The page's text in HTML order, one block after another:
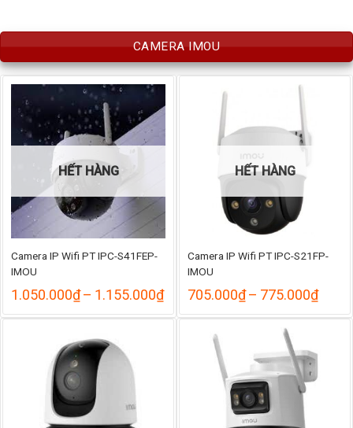
CAMERA IMOU
HẾT HÀNG
Camera IP Wifi PT IPC-S41FEP-
IMOU
1.050.000₫– 1.155.000₫Khoảng
từ
1.050.000₫
1.155.000₫
HẾT HÀNG
Camera IP Wifi PT IPC-S21FP-
IMOU
705.000₫– 775.000₫
từ